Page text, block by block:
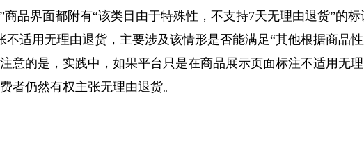
界面都附有“该类目由于特殊性，不支持7天无理由退货”的标
不适用无理由退货，主要涉及该情形是否能满足“其他根据商品
意的是，实践中，如果平台只是在商品展示页面标注不适用无
者仍然有权主张无理由退货。